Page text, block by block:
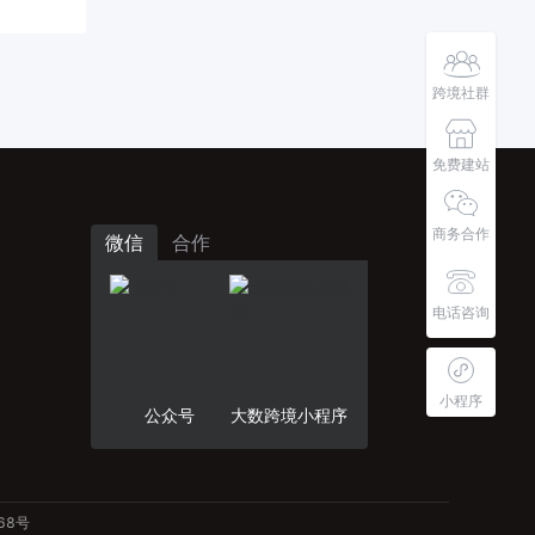
跨境社群
免费建站
商务合作
电话咨询
小程序
微信 合作
公众号 大数跨境小程序
号